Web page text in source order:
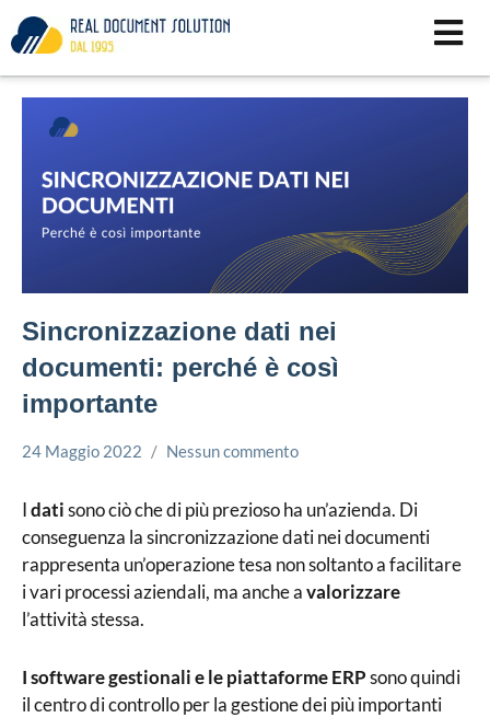
al
Sincronizzazione dati nei
documenti: perché è così
importante
Docuware
24 Maggio 2022
Simone
Nessun commento
Idatisono ciò che di più prezioso ha un’azienda. Di
conseguenza la sincronizzazione dati nei documenti
rappresenta un’operazione tesa non soltanto a facilitare
i vari processi aziendali, ma anche avalorizzare
l’attività stessa.
I software gestionali e le piattaforme ERPsono quindi
il centro di controllo per la gestione dei più importanti